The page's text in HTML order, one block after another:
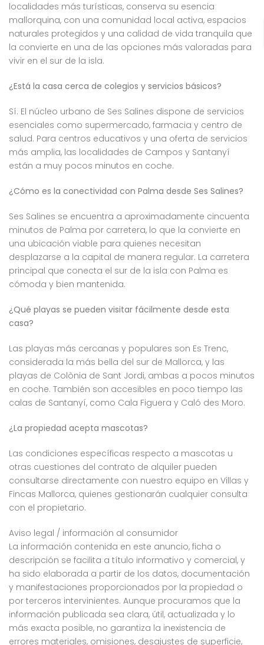
localidades más turísticas, conserva su esencia
mallorquina, con una comunidad local activa, espacios
naturales protegidos y una calidad de vida tranquila que
la convierte en una de las opciones más valoradas para
vivir en el sur de la isla.
¿Está la casa cerca de colegios y servicios básicos?
Sí. El núcleo urbano de Ses Salines dispone de servicios
esenciales como supermercado, farmacia y centro de
salud. Para centros educativos y una oferta de servicios
más amplia, las localidades de Campos y Santanyí
están a muy pocos minutos en coche.
¿Cómo es la conectividad con Palma desde Ses Salines?
Ses Salines se encuentra a aproximadamente cincuenta
minutos de Palma por carretera, lo que la convierte en
una ubicación viable para quienes necesitan
desplazarse a la capital de manera regular. La carretera
principal que conecta el sur de la isla con Palma es
cómoda y bien mantenida.
¿Qué playas se pueden visitar fácilmente desde esta
casa?
Las playas más cercanas y populares son Es Trenc,
considerada la más bella del sur de Mallorca, y las
playas de Colònia de Sant Jordi, ambas a pocos minutos
en coche. También son accesibles en poco tiempo las
calas de Santanyí, como Cala Figuera y Caló des Moro.
¿La propiedad acepta mascotas?
Las condiciones específicas respecto a mascotas u
otras cuestiones del contrato de alquiler pueden
consultarse directamente con nuestro equipo en Villas y
Fincas Mallorca, quienes gestionarán cualquier consulta
con el propietario.
Aviso legal / información al consumidor
La información contenida en este anuncio, ficha o
descripción se facilita a título informativo y comercial, y
ha sido elaborada a partir de los datos, documentación
y manifestaciones proporcionados por la propiedad o
por terceros intervinientes. Aunque procuramos que la
información publicada sea clara, útil, actualizada y lo
más exacta posible, no garantiza la inexistencia de
errores materiales, omisiones, desajustes de superficie,